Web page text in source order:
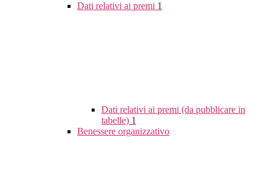
Dati relativi ai premi 1
Dati relativi ai premi (da pubblicare in
tabelle) 1
Benessere organizzativo